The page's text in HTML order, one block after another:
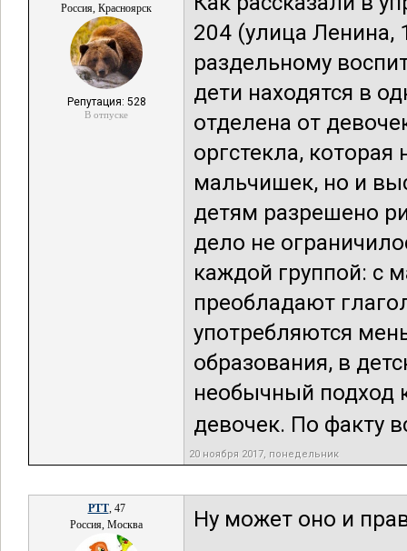
Россия, Красноярск
Репутация: 528
В отпуске
204 (улица
раздельному
дети находятся в
отделена от
оргстекла,
мальчишек, но и
детям разрешено
дело не
каждой группой: с
преобладают
употребляются
образования, в
необычный подход
девочек. По факту
20 ноября 2017, понедельник
РТТ, 47
Россия, Москва
Ну может оно и